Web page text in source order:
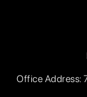
Office Address: